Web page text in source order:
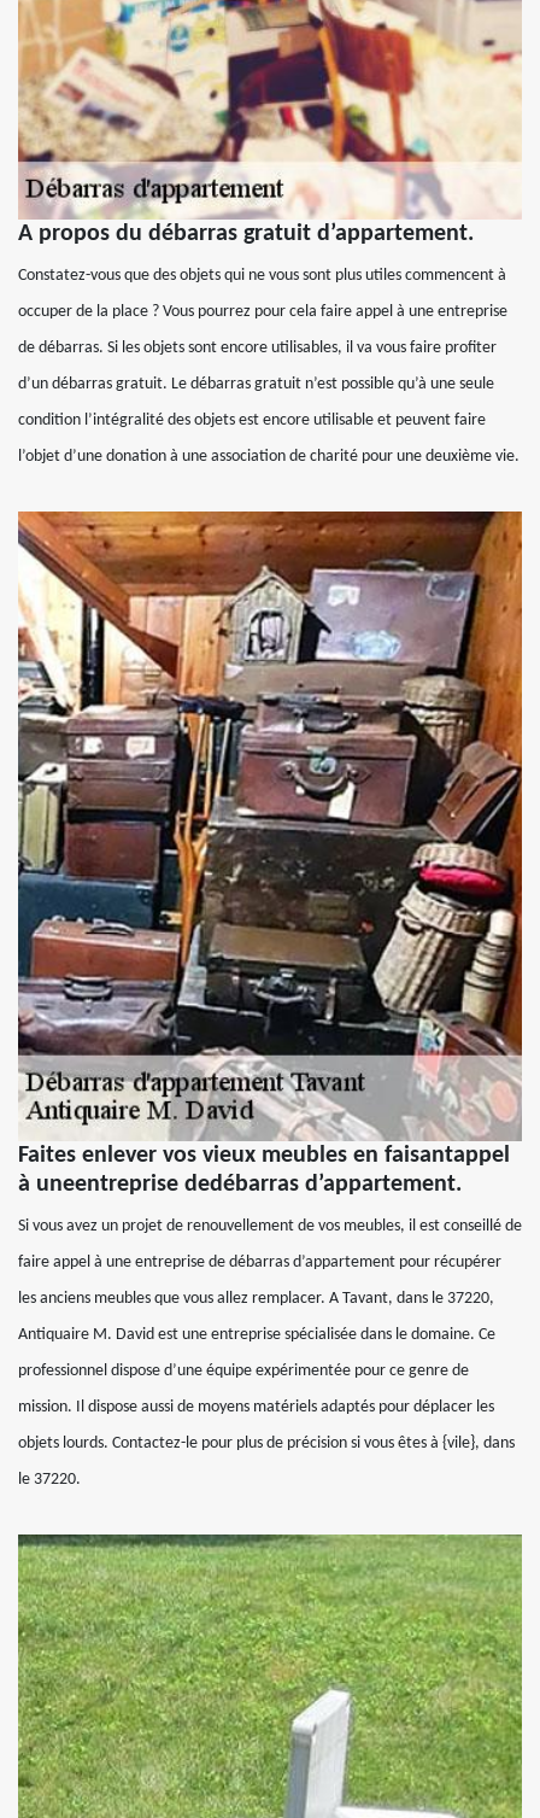
A propos du débarras gratuit d’appartement.
Constatez-vous que des objets qui ne vous sont plus utiles commencent à
occuper de la place ? Vous pourrez pour cela faire appel à une entreprise
de débarras. Si les objets sont encore utilisables, il va vous faire profiter
d’un débarras gratuit. Le débarras gratuit n’est possible qu’à une seule
condition l’intégralité des objets est encore utilisable et peuvent faire
l’objet d’une donation à une association de charité pour une deuxième vie.
Faites enlever vos vieux meubles en faisantappel
à uneentreprise dedébarras d’appartement.
Si vous avez un projet de renouvellement de vos meubles, il est conseillé de
faire appel à une entreprise de débarras d’appartement pour récupérer
les anciens meubles que vous allez remplacer. A Tavant, dans le 37220,
Antiquaire M. David est une entreprise spécialisée dans le domaine. Ce
professionnel dispose d’une équipe expérimentée pour ce genre de
mission. Il dispose aussi de moyens matériels adaptés pour déplacer les
objets lourds. Contactez-le pour plus de précision si vous êtes à {vile}, dans
le 37220.